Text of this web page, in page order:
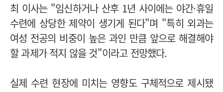
최 이사는 "임신하거나 산후 1년 사이에는 야간·휴일
수련에 상당한 제약이 생기게 된다"며 "특히 외과는
여성 전공의 비중이 높은 과인 만큼 앞으로 해결해야
할 과제가 적지 않을 것"이라고 전망했다.
실제 수련 현장에 미치는 영향도 구체적으로 제시됐